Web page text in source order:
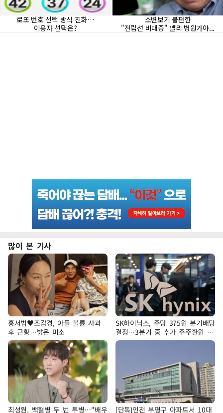
많이 본 기사
홍서범♥조갑경, 아들 불륜 사과
후 근황…밝은 미소
SK하이닉스, 주당 375원 분기배당
결정…3분기 중 추가 주주환원 발
표
최성원, 백혈병 두 번 투병…"배우 [단독]인천 부평구 아파트서 10대